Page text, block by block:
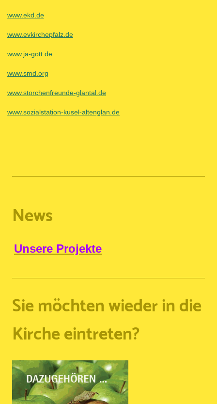
www.ekd.de
www.evkirchepfalz.de
www.ja-gott.de
www.smd.org
www.storchenfreunde-glantal.de
www.sozialstation-kusel-altenglan.de
News
Unsere Projekte
Sie möchten wieder in die
Kirche eintreten?